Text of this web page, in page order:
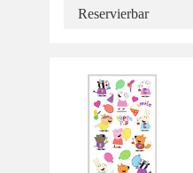
Reservierbar